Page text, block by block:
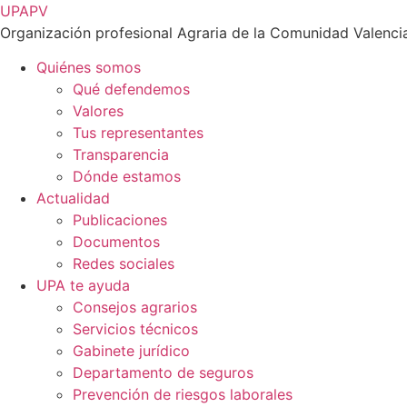
Ir
al
UPAPV
Organización profesional Agraria de la Comunidad
Quiénes somos
Qué defendemos
Valores
Tus representantes
Transparencia
Dónde estamos
Actualidad
Publicaciones
Documentos
Redes sociales
UPA te ayuda
Consejos agrarios
Servicios técnicos
Gabinete jurídico
Departamento de seguros
Prevención de riesgos laborales